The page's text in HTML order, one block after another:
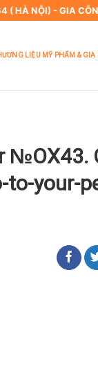
HÀ NỘI) - GIA
LIỆU MỸ PHẨM & GIA
№OX43.
your-